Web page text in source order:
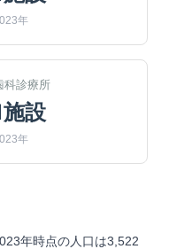
年
科診療所
施設
年
年時点の人口は3,522